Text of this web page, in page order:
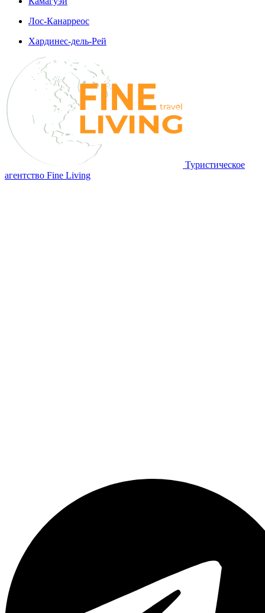
Лос-Канарреос
Хардинес-дель-Рей
Туристическое
агентство Fine Living